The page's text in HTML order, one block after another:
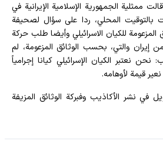
ممثلية الجمهورية الإسلامية الإيرانية في
بالتوقيت المحلي، ردا على سؤال لصحيفة
للكيان الاسرائیلي وأيضا طلب حركة
من إيران والتي، بحسب الوثائق المزعومة، لم
نعتبر الكيان الإسرائيلي كيانا إجرامياً
قيمة لأوهامه.
نشر الأكاذيب وفبركة الوثائق المزيفة